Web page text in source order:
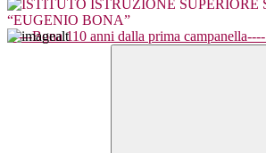
----Bona 110 anni dalla prima campanella----